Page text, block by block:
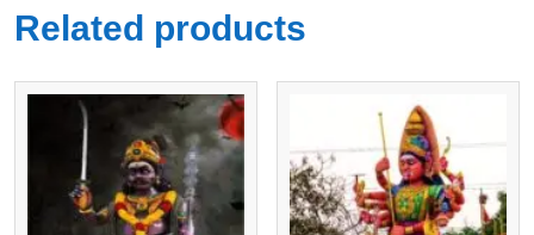
Related products